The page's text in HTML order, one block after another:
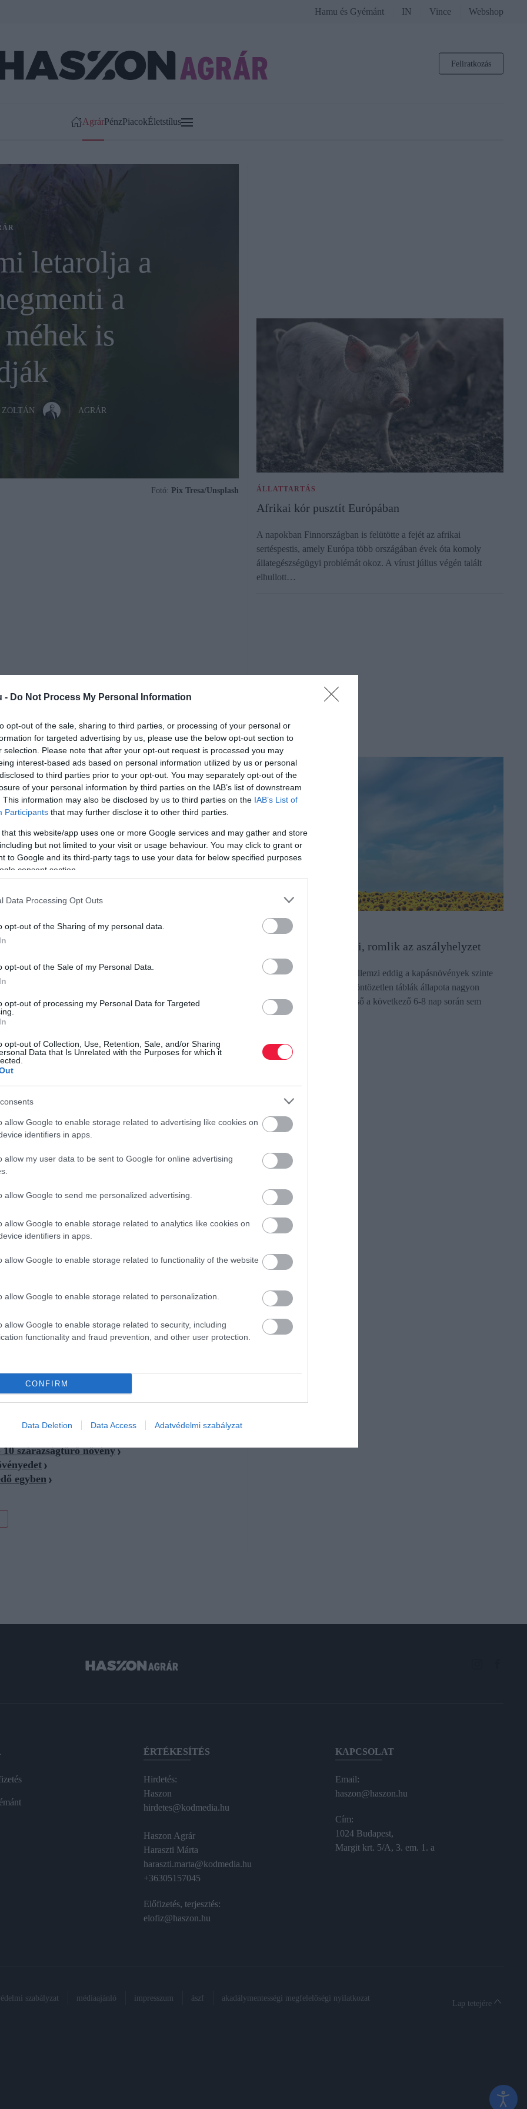
- Do Not Process My Personal Information
opt-out of the sale, sharing to third parties, or processing of your personal or
for targeted advertising by us, please use the below opt-out section to
selection. Please note that after your opt-out request is processed you may
interest-based ads based on personal information utilized by us or personal
to third parties prior to your opt-out. You may separately opt-out of the
of your personal information by third parties on the IAB’s list of downstream
This information may also be disclosed by us to third parties on the IAB’s List of
Participants that may further disclose it to other third parties.
that this website/app uses one or more Google services and may gather and store
but not limited to your visit or usage behaviour. You may click to grant or
to Google and its third-party tags to use your data for below specified purposes
consent section.
Data Processing Opt Outs
opt-out of the Sharing of my personal data.
opt-out of the Sale of my Personal Data.
opt-out of processing my Personal Data for Targeted
opt-out of Collection, Use, Retention, Sale, and/or Sharing
Data that Is Unrelated with the Purposes for which it
allow Google to enable storage related to advertising like cookies on
identifiers in apps.
allow my user data to be sent to Google for online advertising
allow Google to send me personalized advertising.
allow Google to enable storage related to analytics like cookies on
identifiers in apps.
allow Google to enable storage related to functionality of the website
allow Google to enable storage related to personalization.
allow Google to enable storage related to security, including
functionality and fraud prevention, and other user protection.
CONFIRM
Data Deletion Data Access Adatvédelmi szabályzat
Hamu és Gyémánt IN Vince Webshop
Feliratkozás
AgrárPénzPiacokÉletstílus
letarolja a
a
is
ZOLTÁN AGRÁR
Fotó: Pix Tresa/Unsplash
képességével, kiváló
a facélia egyre népszerűbb
gazdák körében.
forrásként a Google Keresőben!
több kihívással kell szembenézniük: a talajok kimerülése,
szabályozása mind új megoldásokat követelnek meg.
amelyek minimális ráfordítással is képesek komplex
ilyen növény afacélia(más névenmézelő herke),
fejlődése. Vetése után hamar kelésnek indul, és szinte
a dús lombozat és a sűrű állomány szinte teljesen elzárja
módon, vegyszerek használata nélkül nyomja el a
vagy másodvetésként
a főbb szántóföldi kultúrák
am
humuszt képeznek, így természetes zöldtrágyaként
időszakban a facélia valóságos paradicsom
és pollenprodukciójamiatt a méhek imádják, így a
támogatja. A facélia alkalmazása így egyszerre
darázs
és agresszív ázsiai lódarázs, amely közvetlen
egyensúlyra. A szakirodalom és a szakemberek
korántsem elhanyagolható probléma. Ez az
a házi méhekre, ami miatt akár teljes méhcsaládok
képes
működését sodorja komoly veszélybe, hanem hosszabb
ezáltal a teljes ökoszisztéma egyensúlyát is súlyosan
hogy a faj a korábbi nyugat-európai és határ menti
az ázsiai lódarázs okozta veszélyről
szárazságtűrő növény
egyben
ÁLLATTARTÁS
Afrikai kór pusztít Európában
A napokban Finnországban is felütötte a fejét az afrikai
sertéspestis, amely Európa több országában évek óta komoly
állategészségügyi problémát okoz. A vírust július végén talált
elhullott…
IDŐJÁRÁS
Kevés helyen fog esni, romlik az aszályhelyzet
Csapadékhiány és aszály jellemzi eddig a kapásnövények szinte
teljes tenyészidőszakát, az öntözetlen táblák állapota nagyon
gyenge. Országos, áztató eső a következő 6-8 nap során sem
várható, csak…
ÉRTÉKESÍTÉS
Hirdetés:
Haszon
hirdetes@kodmedia.hu
Haszon Agrár
Haraszti Márta
haraszti.marta@kodmedia.hu
+36305157045
Előfizetés, terjesztés:
elofiz@haszon.hu
KAPCSOLAT
Email:
haszon@haszon.hu
Cím:
1024 Budapest,
Margit krt. 5/A, 3. em. 1. a
szabályzat médiaajánló impresszum ászf akadálymentességi megfelelőségi nyilatkozat
Lap tetejére